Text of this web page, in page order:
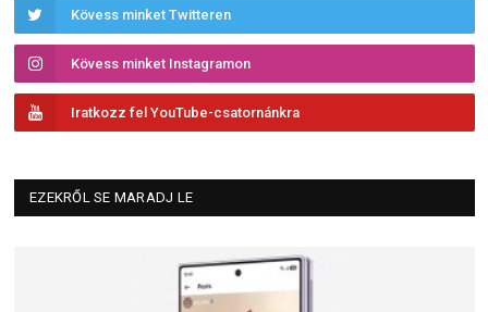
Kövess minket Twitteren
Kövess minket Instagramon
Iratkozz fel YouTube-csatornánkra
EZEKRŐL SE MARADJ LE